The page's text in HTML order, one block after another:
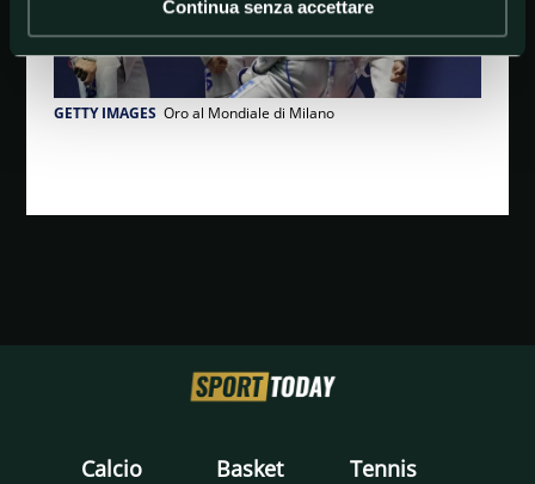
Continua senza accettare
GETTY IMAGES Oro al Mondiale di Milano
Calcio Basket Tennis